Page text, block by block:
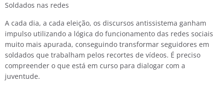
Soldados nas redes
A cada dia, a cada eleição, os discursos antissistema ganham
impulso utilizando a lógica do funcionamento das redes sociais
muito mais apurada, conseguindo transformar seguidores em
soldados que trabalham pelos recortes de vídeos. É preciso
compreender o que está em curso para dialogar com a
juventude.